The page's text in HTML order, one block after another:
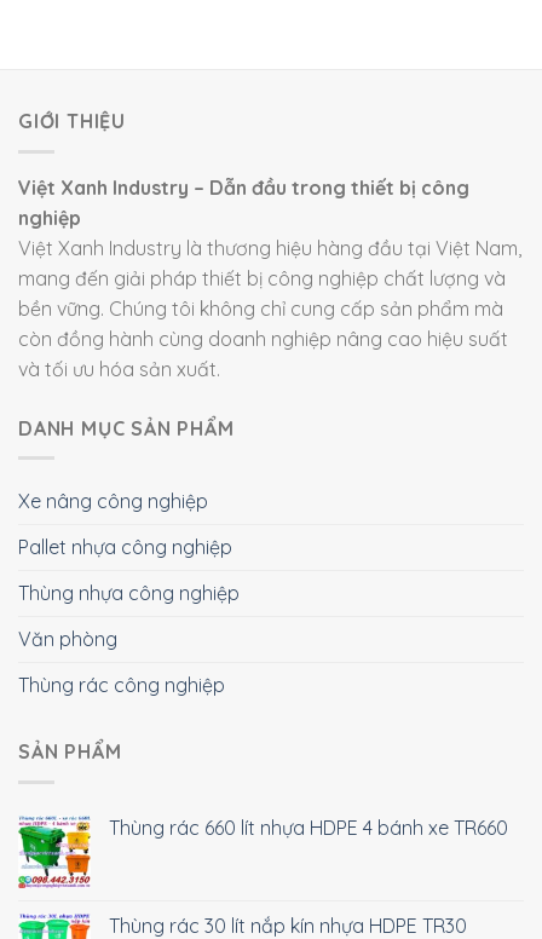
GIỚI THIỆU
Việt Xanh Industry – Dẫn đầu trong thiết bị công
nghiệp
Việt Xanh Industry là thương hiệu hàng đầu tại Việt Nam,
mang đến giải pháp thiết bị công nghiệp chất lượng và
bền vững. Chúng tôi không chỉ cung cấp sản phẩm mà
còn đồng hành cùng doanh nghiệp nâng cao hiệu suất
và tối ưu hóa sản xuất.
DANH MỤC SẢN PHẨM
Xe nâng công nghiệp
Pallet nhựa công nghiệp
Thùng nhựa công nghiệp
Văn phòng
Thùng rác công nghiệp
SẢN PHẨM
Thùng rác 660 lít nhựa HDPE 4 bánh xe TR660
Thùng rác 30 lít nắp kín nhựa HDPE TR30